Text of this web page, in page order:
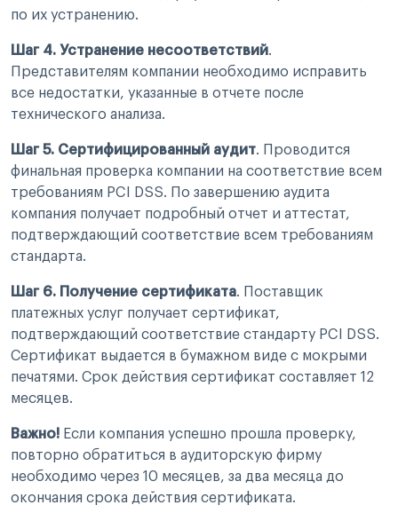
по их устранению.
Шаг 4. Устранение несоответствий.
Представителям компании необходимо исправить
все недостатки, указанные в отчете после
технического анализа.
Шаг 5. Сертифицированный аудит. Проводится
финальная проверка компании на соответствие всем
требованиям PCI DSS. По завершению аудита
компания получает подробный отчет и аттестат,
подтверждающий соответствие всем требованиям
стандарта.
Шаг 6. Получение сертификата. Поставщик
платежных услуг получает сертификат,
подтверждающий соответствие стандарту PCI DSS.
Сертификат выдается в бумажном виде с мокрыми
печатями. Срок действия сертификат составляет 12
месяцев.
Важно! Если компания успешно прошла проверку,
повторно обратиться в аудиторскую фирму
необходимо через 10 месяцев, за два месяца до
окончания срока действия сертификата.